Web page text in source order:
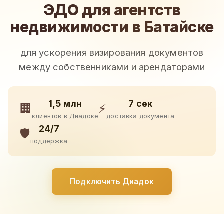
ЭДО для агентств
недвижимости в Батайске
для ускорения визирования документов
между собственниками и арендаторами
🏢 1,5 млн
клиентов в Диадоке
⚡ 7 сек
доставка документа
🛡️ 24/7
поддержка
Подключить Диадок